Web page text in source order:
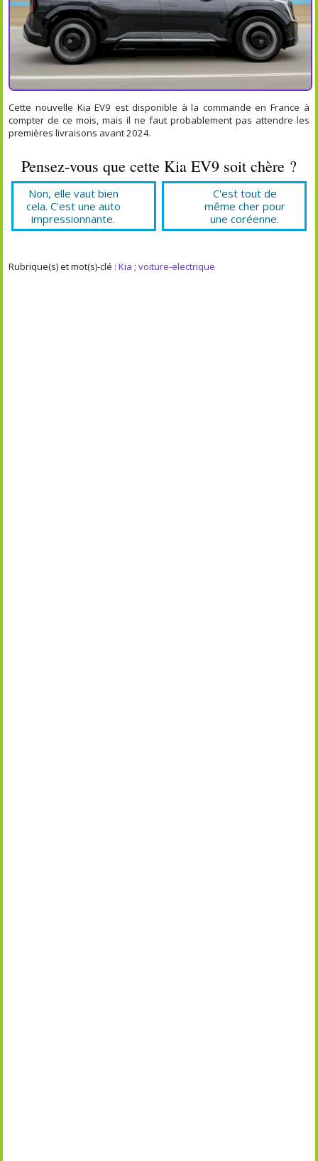
Cette nouvelle Kia EV9 est disponible à la commande en France à
compter de ce mois, mais il ne faut probablement pas attendre les
premières livraisons avant 2024.
Pensez-vous que cette Kia EV9 soit chère ?
Non, elle vaut bien
cela. C'est une auto
impressionnante.
C'est tout de
même cher pour
une coréenne.
Rubrique(s) et mot(s)-clé :Kia ;voiture-electrique